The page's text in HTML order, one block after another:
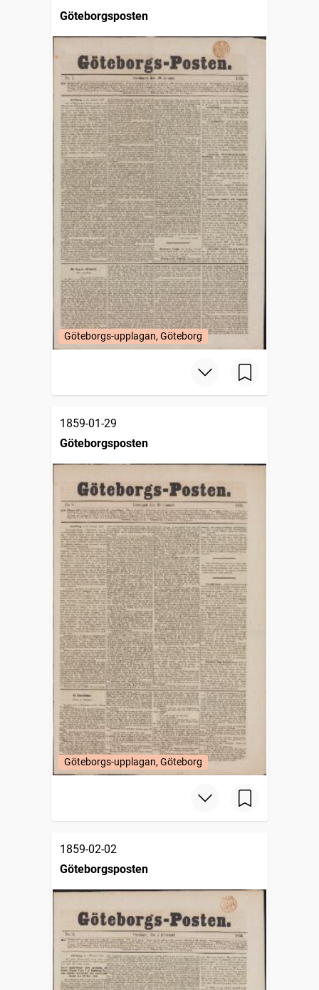
Göteborgsposten
Göteborgs-upplagan, Göteborg
1859-01-29
Göteborgsposten
Göteborgs-upplagan, Göteborg
1859-02-02
Göteborgsposten